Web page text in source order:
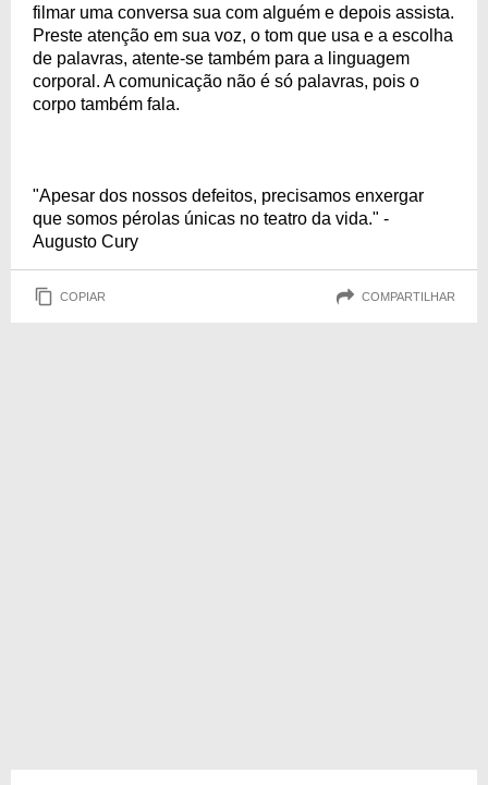
filmar uma conversa sua com alguém e depois assista.
Preste atenção em sua voz, o tom que usa e a escolha
de palavras, atente-se também para a linguagem
corporal. A comunicação não é só palavras, pois o
corpo também fala.
"Apesar dos nossos defeitos, precisamos enxergar
que somos pérolas únicas no teatro da vida." -
Augusto Cury
COPIAR COMPARTILHAR